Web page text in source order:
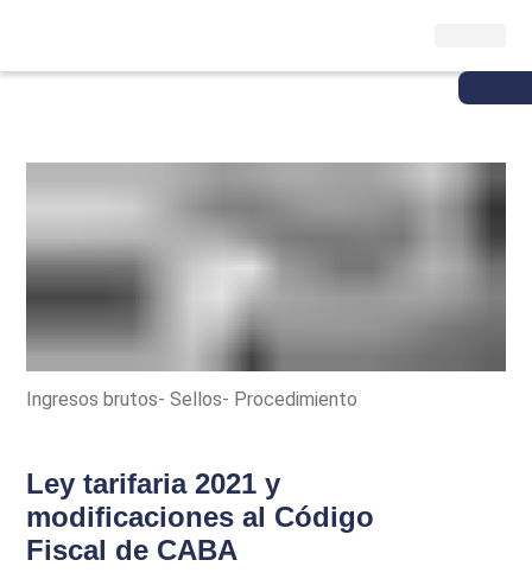
Ingresos brutos- Sellos- Procedimiento
Ley tarifaria 2021 y
modificaciones al Código
Fiscal de CABA